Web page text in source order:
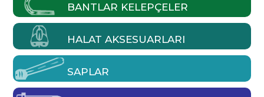
BANTLAR KELEPÇELER
HALAT AKSESUARLARI
SAPLAR